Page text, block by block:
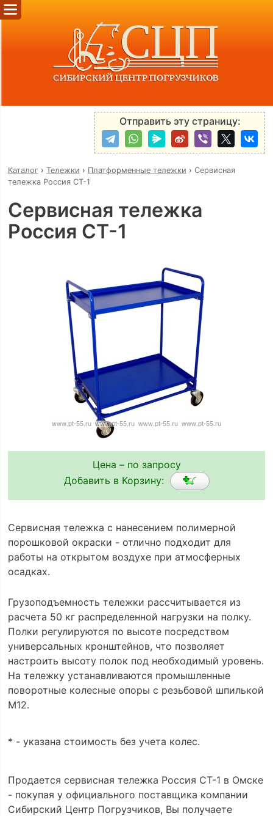
Отправить эту страницу:
Каталог› Тележки › Платформенные тележки › Сервисная
тележка Россия СТ-1
Сервисная тележка
Россия СТ-1
Цена – по запросу
Добавить в Корзину:
Сервисная тележка с нанесением полимерной
порошковой окраски - отлично подходит для
работы на открытом воздухе при атмосферных
осадках.
Грузоподъемность тележки рассчитывается из
расчета 50 кг распределенной нагрузки на полку.
Полки регулируются по высоте посредством
универсальных кронштейнов, что позволяет
настроить высоту полок под необходимый уровень.
На тележку устанавливаются промышленные
поворотные колесные опоры с резьбовой шпилькой
М12.
* - указана стоимость без учета колес.
Продается сервисная тележка Россия СТ-1 в Омске
- покупая у официального поставщика компании
Сибирский Центр Погрузчиков, Вы получаете